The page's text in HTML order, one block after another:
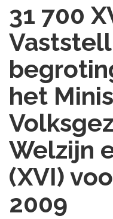
31 700
het
Welzijn
(XVI)
2009